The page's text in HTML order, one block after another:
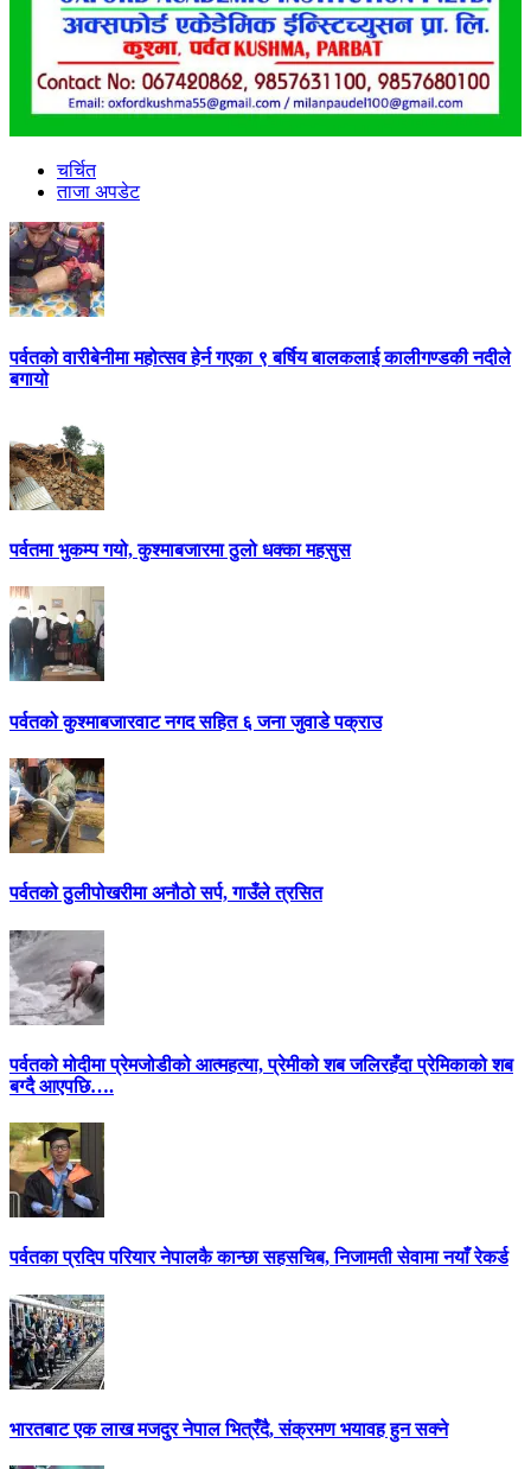
चर्चित
ताजा अपडेट
पर्वतको वारीबेनीमा महोत्सव हेर्न गएका ९ बर्षिय बालकलाई कालीगण्डकी नदीले
बगायो
पर्वतमा भुकम्प गयो, कुश्माबजारमा ठुलो धक्का महसुस
पर्वतको कुश्माबजारवाट नगद सहित ६ जना जुवाडे पक्राउ
पर्वतको ठुलीपोखरीमा अनौठो सर्प, गाउँले त्रसित
पर्वतको मोदीमा प्रेमजोडीको आत्महत्या, प्रेमीको शब जलिरहँदा प्रेमिकाको शब
बग्दै आएपछि….
पर्वतका प्रदिप परियार नेपालकै कान्छा सहसचिब, निजामती सेवामा नयाँ रेकर्ड
भारतबाट एक लाख मजदुर नेपाल भित्रँदै, संक्रमण भयावह हुन सक्ने